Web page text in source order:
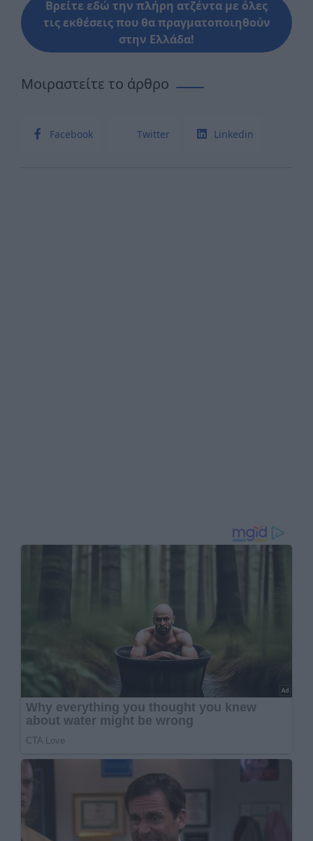
Βρείτε εδώ την πλήρη ατζέντα με όλες
τις εκθέσεις που θα πραγματοποιηθούν
στην Ελλάδα!
Μοιραστείτε το άρθρο
Facebook Twitter Linkedin